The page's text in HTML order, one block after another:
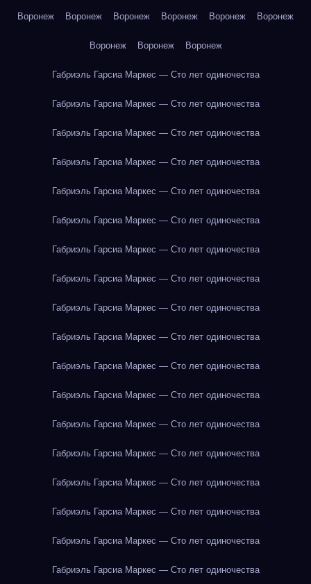
Воронеж Воронеж Воронеж Воронеж Воронеж Воронеж
Воронеж Воронеж Воронеж
Габриэль Гарсиа Маркес — Сто лет одиночества
Габриэль Гарсиа Маркес — Сто лет одиночества
Габриэль Гарсиа Маркес — Сто лет одиночества
Габриэль Гарсиа Маркес — Сто лет одиночества
Габриэль Гарсиа Маркес — Сто лет одиночества
Габриэль Гарсиа Маркес — Сто лет одиночества
Габриэль Гарсиа Маркес — Сто лет одиночества
Габриэль Гарсиа Маркес — Сто лет одиночества
Габриэль Гарсиа Маркес — Сто лет одиночества
Габриэль Гарсиа Маркес — Сто лет одиночества
Габриэль Гарсиа Маркес — Сто лет одиночества
Габриэль Гарсиа Маркес — Сто лет одиночества
Габриэль Гарсиа Маркес — Сто лет одиночества
Габриэль Гарсиа Маркес — Сто лет одиночества
Габриэль Гарсиа Маркес — Сто лет одиночества
Габриэль Гарсиа Маркес — Сто лет одиночества
Габриэль Гарсиа Маркес — Сто лет одиночества
Габриэль Гарсиа Маркес — Сто лет одиночества